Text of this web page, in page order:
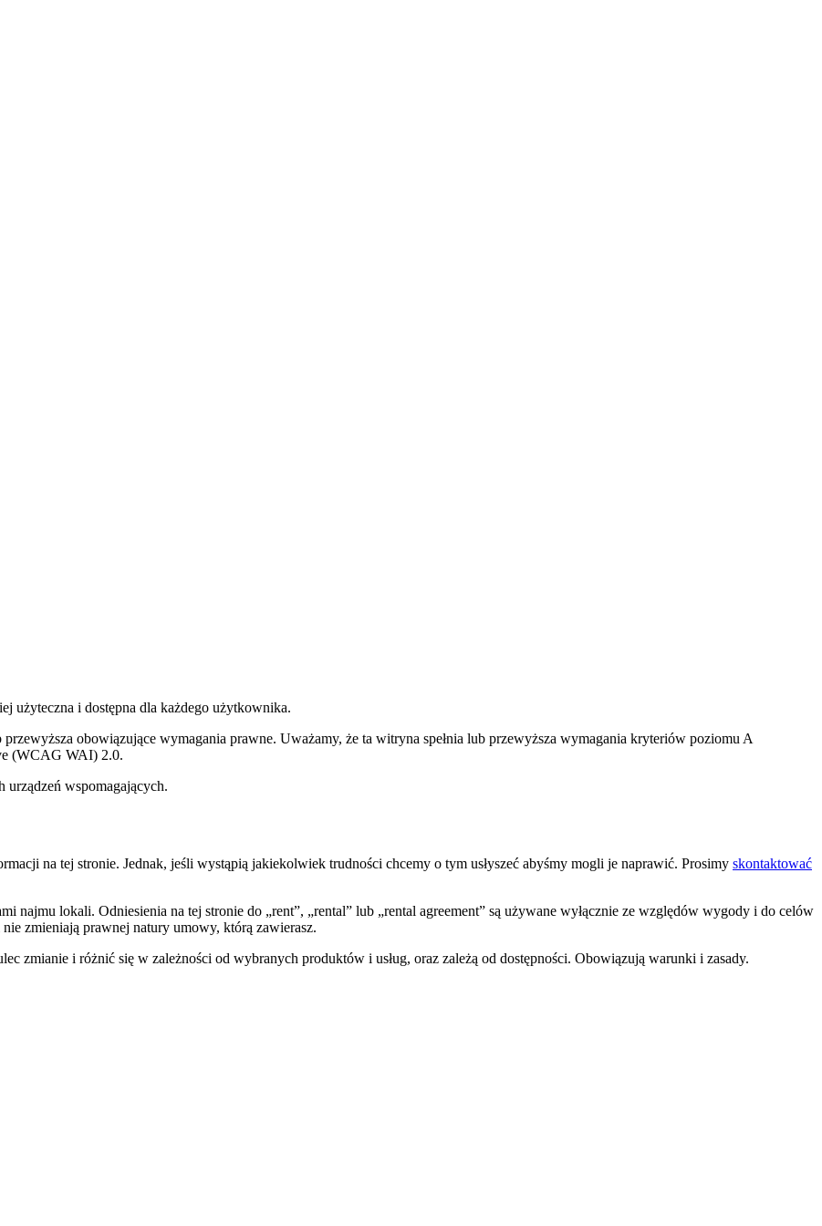
użyteczna i dostępna dla każdego użytkownika.
obowiązujące wymagania prawne. Uważamy, że ta witryna spełnia lub przewyższa wymagania kryteriów poziomu A
(WCAG WAI) 2.0.
wspomagających.
na tej stronie. Jednak, jeśli wystąpią jakiekolwiek trudności chcemy o tym usłyszeć abyśmy mogli je naprawić. Prosimy skontaktować
lokali. Odniesienia na tej stronie do „rent”, „rental” lub „rental agreement” są używane wyłącznie ze względów wygody i do celów
zmieniają prawnej natury umowy, którą zawierasz.
zmianie i różnić się w zależności od wybranych produktów i usług, oraz zależą od dostępności. Obowiązują warunki i zasady.